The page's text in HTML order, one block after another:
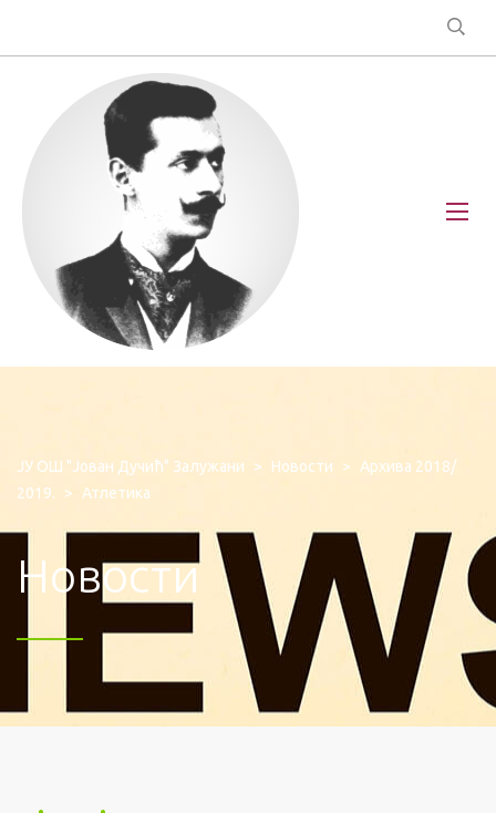
ЈУ ОШ "Јован Дучић" Залужани > Новости >
Архива 2018/
2019.
> Атлетика
Новости